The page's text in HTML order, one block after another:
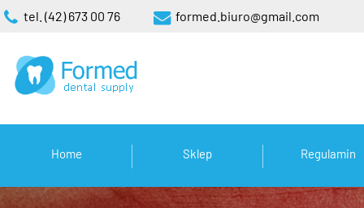
tel. (42) 673 00 76 formed.biuro@gmail.com
Home Sklep Regulamin